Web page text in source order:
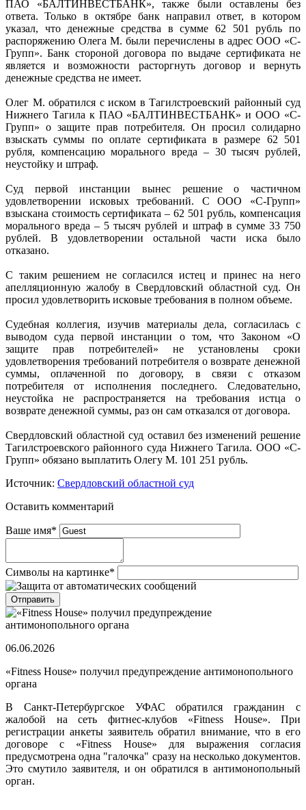
ПАО «БАЛТИНВЕСТБАНК», также были оставлены без
ответа. Только в октябре банк направил ответ, в котором
указал, что денежные средства в сумме 62 501 рубль по
распоряжению Олега М. были перечислены в адрес ООО «С-
Групп». Банк стороной договора по выдаче сертификата не
является и возможности расторгнуть договор и вернуть
денежные средства не имеет.
Олег М. обратился с иском в Тагилстроевский районный суд
Нижнего Тагила к ПАО «БАЛТИНВЕСТБАНК» и ООО «С-
Групп» о защите прав потребителя. Он просил солидарно
взыскать суммы по оплате сертификата в размере 62 501
рубля, компенсацию морального вреда – 30 тысяч рублей,
неустойку и штраф.
Суд первой инстанции вынес решение о частичном
удовлетворении исковых требований. С ООО «С-Групп»
взыскана стоимость сертификата – 62 501 рубль, компенсация
морального вреда – 5 тысяч рублей и штраф в сумме 33 750
рублей. В удовлетворении остальной части иска было
отказано.
С таким решением не согласился истец и принес на него
апелляционную жалобу в Свердловский областной суд. Он
просил удовлетворить исковые требования в полном объеме.
Судебная коллегия, изучив материалы дела, согласилась с
выводом суда первой инстанции о том, что Законом «О
защите прав потребителей» не установлены сроки
удовлетворения требований потребителя о возврате денежной
суммы, оплаченной по договору, в связи с отказом
потребителя от исполнения последнего. Следовательно,
неустойка не распространяется на требования истца о
возврате денежной суммы, раз он сам отказался от договора.
Свердловский областной суд оставил без изменений решение
Тагилстроевского районного суда Нижнего Тагила. ООО «С-
Групп» обязано выплатить Олегу М. 101 251 рубль.
Источник: Свердловский областной суд
Оставить комментарий
Ваше имя*
Символы на картинке*
06.06.2026
«Fitness House» получил предупреждение антимонопольного
органа
В Санкт-Петербургское УФАС обратился гражданин с
жалобой на сеть фитнес-клубов «Fitness House». При
регистрации анкеты заявитель обратил внимание, что в его
договоре с «Fitness House» для выражения согласия
предусмотрена одна "галочка" сразу на несколько документов.
Это смутило заявителя, и он обратился в антимонопольный
орган.